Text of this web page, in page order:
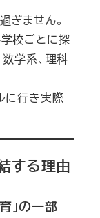
ぎません。
校ごとに探
学系、理科
に行き実際
する理由
」の一部